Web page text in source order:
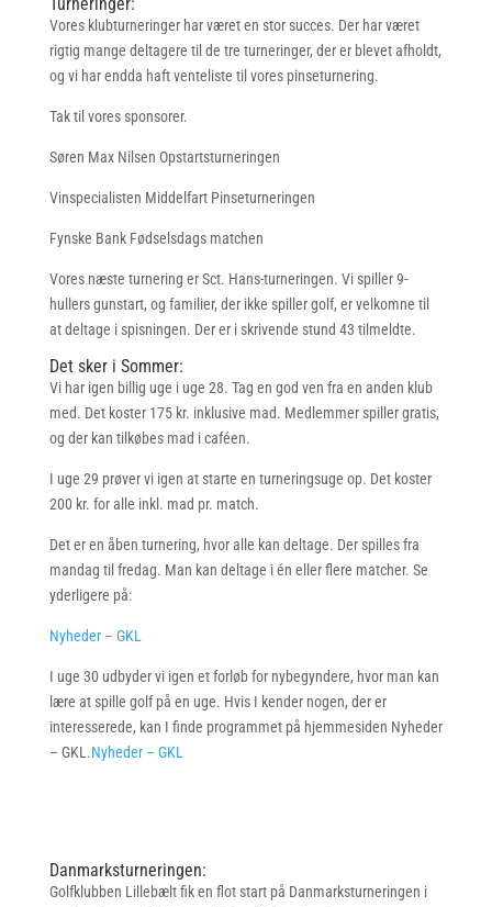
Vores klubturneringer har været en stor succes. Der har været
rigtig mange deltagere til de tre turneringer, der er blevet afholdt,
og vi har endda haft venteliste til vores pinseturnering.
Tak til vores sponsorer.
Søren Max Nilsen Opstartsturneringen
Vinspecialisten Middelfart Pinseturneringen
Fynske Bank Fødselsdags matchen
Vores næste turnering er Sct. Hans-turneringen. Vi spiller 9-
hullers gunstart, og familier, der ikke spiller golf, er velkomne til
at deltage i spisningen. Der er i skrivende stund 43 tilmeldte.
Det sker i Sommer:
Vi har igen billig uge i uge 28. Tag en god ven fra en anden klub
med. Det koster 175 kr. inklusive mad. Medlemmer spiller gratis,
og der kan tilkøbes mad i caféen.
I uge 29 prøver vi igen at starte en turneringsuge op. Det koster
200 kr. for alle inkl. mad pr. match.
Det er en åben turnering, hvor alle kan deltage. Der spilles fra
mandag til fredag. Man kan deltage i én eller flere matcher. Se
yderligere på:
Nyheder – GKL
I uge 30 udbyder vi igen et forløb for nybegyndere, hvor man kan
lære at spille golf på en uge. Hvis I kender nogen, der er
interesserede, kan I finde programmet på hjemmesiden Nyheder
– GKL.Nyheder – GKL
Danmarksturneringen:
Golfklubben Lillebælt fik en flot start på Danmarksturneringen i